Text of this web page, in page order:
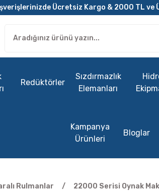
Ücretsiz Kargo & 2000 TL ve
Redüktörler
Sızdırmazlık
Elemanları
Kampanya
Ürünleri
Bloglar
Rulmanlar 22000 Serisi Oynak